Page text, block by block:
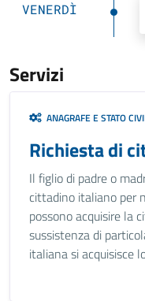
VENERDÌ
Servizi
ANAGRAFE E STATO
Richiesta di
Il figlio di padre o
cittadino italiano per
possono acquisire la
sussistenza di
italiana si acquisisce